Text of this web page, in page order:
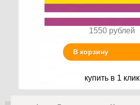
1550 рублей
В корзину
купить в 1 клик